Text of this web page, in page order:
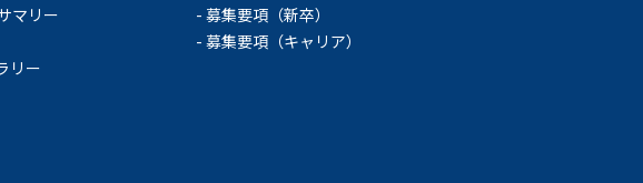
マリー
リー
募集要項（新卒）
募集要項（キャリア）